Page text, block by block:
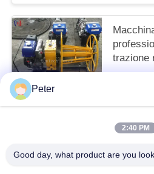
trazione
Peter
2:40 PM
Good day, what product are you